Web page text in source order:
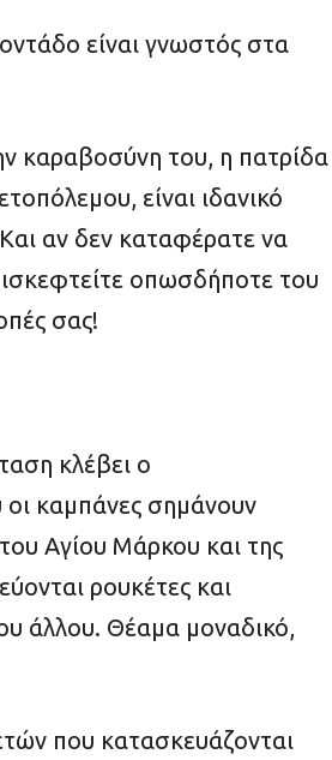
είναι γνωστός στα
καραβοσύνη του, η πατρίδα
είναι ιδανικό
αν δεν καταφέρατε να
οπωσδήποτε του
σας!
κλέβει ο
καμπάνες σημάνουν
Αγίου Μάρκου και της
ρουκέτες και
άλλου. Θέαμα μοναδικό,
που κατασκευάζονται